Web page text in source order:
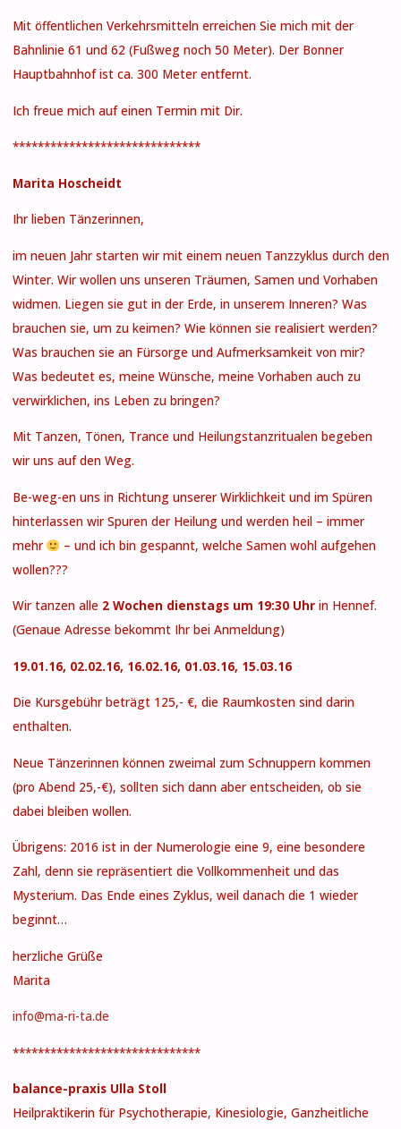
Mit öffentlichen Verkehrsmitteln erreichen Sie mich mit der
Bahnlinie 61 und 62 (Fußweg noch 50 Meter). Der Bonner
Hauptbahnhof ist ca. 300 Meter entfernt.
Ich freue mich auf einen Termin mit Dir.
******************************
Marita Hoscheidt
Ihr lieben Tänzerinnen,
im neuen Jahr starten wir mit einem neuen Tanzzyklus durch den
Winter. Wir wollen uns unseren Träumen, Samen und Vorhaben
widmen. Liegen sie gut in der Erde, in unserem Inneren? Was
brauchen sie, um zu keimen? Wie können sie realisiert werden?
Was brauchen sie an Fürsorge und Aufmerksamkeit von mir?
Was bedeutet es, meine Wünsche, meine Vorhaben auch zu
verwirklichen, ins Leben zu bringen?
Mit Tanzen, Tönen, Trance und Heilungstanzritualen begeben
wir uns auf den Weg.
Be-weg-en uns in Richtung unserer Wirklichkeit und im Spüren
hinterlassen wir Spuren der Heilung und werden heil – immer
mehr
– und ich bin gespannt, welche Samen wohl aufgehen
wollen???
Wir tanzen alle 2 Wochen dienstags um 19:30 Uhrin Hennef.
(Genaue Adresse bekommt Ihr bei Anmeldung)
19.01.16, 02.02.16, 16.02.16, 01.03.16, 15.03.16
Die Kursgebühr beträgt 125,- €, die Raumkosten sind darin
enthalten.
Neue Tänzerinnen können zweimal zum Schnuppern kommen
(pro Abend 25,-€), sollten sich dann aber entscheiden, ob sie
dabei bleiben wollen.
Übrigens: 2016 ist in der Numerologie eine 9, eine besondere
Zahl, denn sie repräsentiert die Vollkommenheit und das
Mysterium. Das Ende eines Zyklus, weil danach die 1 wieder
beginnt…
herzliche Grüße
Marita
info@ma-ri-ta.de
******************************
balance-praxis Ulla Stoll
Heilpraktikerin für Psychotherapie, Kinesiologie, Ganzheitliche